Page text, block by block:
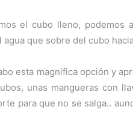
el cubo lleno, podemos
agua que sobre del cubo
esta magnífica opción y
unas mangueras con
para que no se salga..